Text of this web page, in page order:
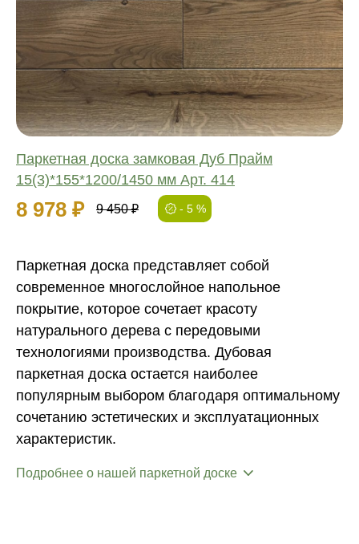
Паркетная доска замковая Дуб Прайм
15(3)*155*1200/1450 мм Арт. 414
8 978 ₽ 9 450 ₽ - 5 %
Обработка:
Длина:
Ширина:
Толщина:
Паркетная доска представляет собой
современное многослойное напольное
покрытие, которое сочетает красоту
натурального дерева с передовыми
технологиями производства. Дубовая
паркетная доска остается наиболее
популярным выбором благодаря оптимальному
сочетанию эстетических и эксплуатационных
характеристик.
Подробнее о нашей паркетной доске